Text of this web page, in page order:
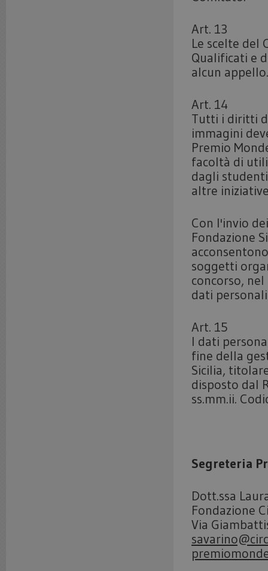
Art. 13
Le scelte del
Qualificati e
alcun appello.
Art. 14
Tutti i diritti
immagini
Premio
facoltà di
dagli
altre
Con l'invio
Fondazione
soggetti
concorso,
dati
Art. 15
I dati
fine della
Sicilia,
disposto dal
ss.mm.ii.
Segreteria
Dott.ssa
Fondazione
Via